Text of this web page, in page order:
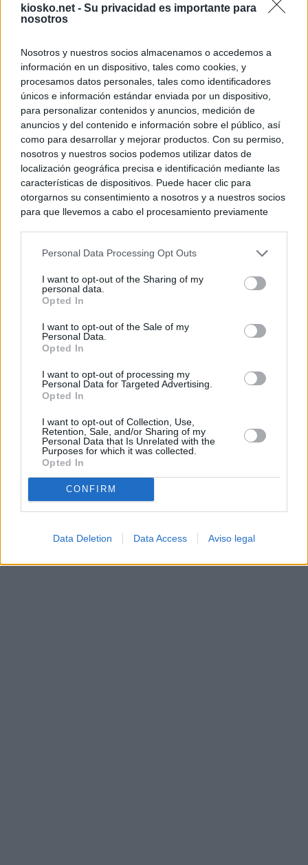
kiosko.net - Su privacidad es importante para
nosotros
Nosotros y nuestros socios almacenamos o accedemos a
información en un dispositivo, tales como cookies, y
procesamos datos personales, tales como identificadores
únicos e información estándar enviada por un dispositivo,
para personalizar contenidos y anuncios, medición de
anuncios y del contenido e información sobre el público, así
como para desarrollar y mejorar productos. Con su permiso,
nosotros y nuestros socios podemos utilizar datos de
localización geográfica precisa e identificación mediante las
características de dispositivos. Puede hacer clic para
otorgarnos su consentimiento a nosotros y a nuestros socios
para que llevemos a cabo el procesamiento previamente
negar su consentimiento. Tenga en cuenta que algún
de su consentimiento, pero usted tiene el derecho de
rechazar tal procesamiento. Sus preferencias se aplicarán
cualquier momento entrando de nuevo en este sitio web o
visitando nuestra política de privacidad.
Personal Data Processing Opt Outs
I want to opt-out of the Sharing of my
personal data.
Opted In
I want to opt-out of the Sale of my
Personal Data.
Opted In
I want to opt-out of processing my
Personal Data for Targeted Advertising.
Opted In
I want to opt-out of Collection, Use,
Retention, Sale, and/or Sharing of my
Personal Data that Is Unrelated with the
Purposes for which it was collected.
Opted In
CONFIRM
Data Deletion Data Access Aviso legal